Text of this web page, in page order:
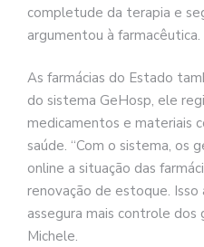
completude da terapia e
argumentou à farmacêutica.
As farmácias do Estado
do sistema GeHosp, ele
medicamentos e materiais
saúde. “Com o sistema, os
online a situação das
renovação de estoque.
assegura mais controle dos
Michele.